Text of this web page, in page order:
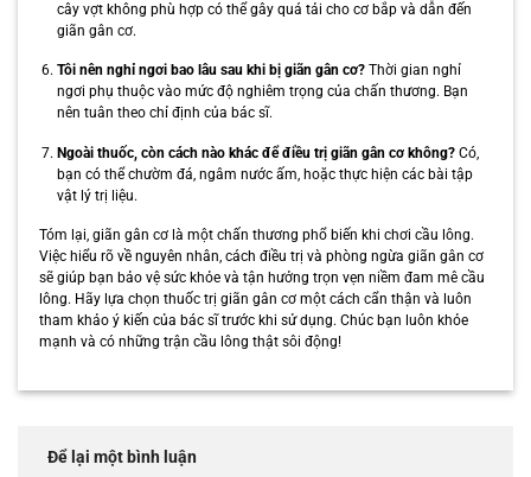
cây vợt không phù hợp có thể gây quá tải cho cơ bắp và dẫn đến
giãn gân cơ.
Tôi nên nghỉ ngơi bao lâu sau khi bị giãn gân cơ?Thời gian nghỉ
ngơi phụ thuộc vào mức độ nghiêm trọng của chấn thương. Bạn
nên tuân theo chỉ định của bác sĩ.
Ngoài thuốc, còn cách nào khác để điều trị giãn gân cơ không?Có,
bạn có thể chườm đá, ngâm nước ấm, hoặc thực hiện các bài tập
vật lý trị liệu.
Tóm lại, giãn gân cơ là một chấn thương phổ biến khi chơi cầu lông.
Việc hiểu rõ về nguyên nhân, cách điều trị và phòng ngừa giãn gân cơ
sẽ giúp bạn bảo vệ sức khỏe và tận hưởng trọn vẹn niềm đam mê cầu
lông. Hãy lựa chọn thuốc trị giãn gân cơ một cách cẩn thận và luôn
tham khảo ý kiến của bác sĩ trước khi sử dụng. Chúc bạn luôn khỏe
mạnh và có những trận cầu lông thật sôi động!
Để lại một bình luận